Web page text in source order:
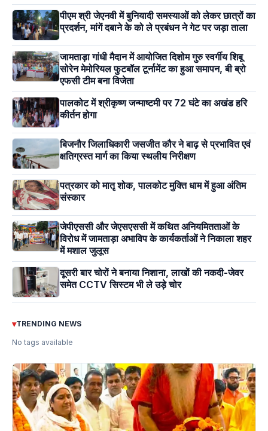
पीएम श्री जेएनवी में बुनियादी समस्याओं को लेकर छात्रों का
प्रदर्शन, मांगें दबाने के को ले प्रबंधन ने गेट पर जड़ा ताला
जामताड़ा गांधी मैदान में आयोजित दिशोम गुरु स्वर्गीय शिबू
सोरेन मेमोरियल फुटबॉल टूर्नामेंट का हुआ समापन, बी ब्रो
एफसी टीम बना विजेता
पालकोट में श्रीकृष्ण जन्माष्टमी पर 72 घंटे का अखंड हरि
कीर्तन होगा
बिजनौर जिलाधिकारी जसजीत कौर ने बाढ़ से प्रभावित एवं
क्षतिग्रस्त मार्ग का किया स्थलीय निरीक्षण
पत्रकार को मातृ शोक, पालकोट मुक्ति धाम में हुआ अंतिम
संस्कार
जेपीएससी और जेएसएससी में कथित अनियमितताओं के
विरोध में जामताड़ा अभाविप के कार्यकर्ताओं ने निकाला शहर
में मशाल जुलूस
दूसरी बार चोरों ने बनाया निशाना, लाखों की नकदी-जेवर
समेत CCTV सिस्टम भी ले उड़े चोर
▾TRENDING NEWS
No tags available